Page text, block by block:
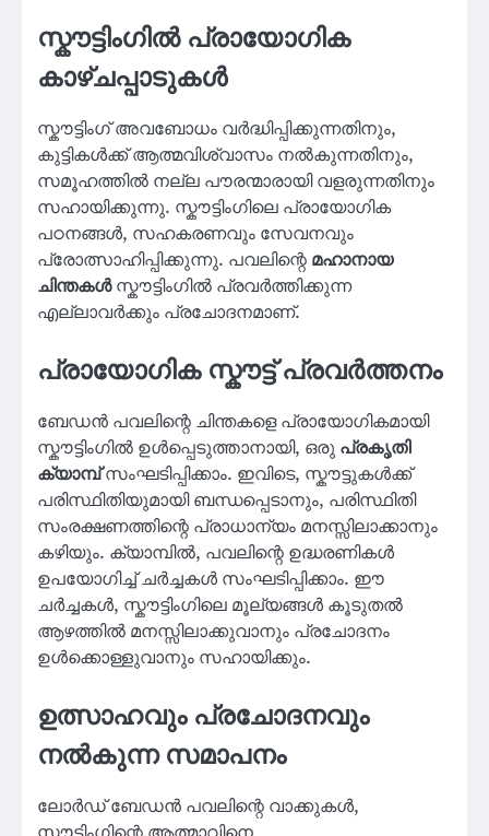
സ്കൗട്ടിംഗിൽ പ്രായോഗിക
കാഴ്ചപ്പാടുകൾ
സ്കൗട്ടിംഗ് അവബോധം വർദ്ധിപ്പിക്കുന്നതിനും,
കുട്ടികൾക്ക് ആത്മവിശ്വാസം നൽകുന്നതിനും,
സമൂഹത്തിൽ നല്ല പൗരന്മാരായി വളരുന്നതിനും
സഹായിക്കുന്നു. സ്കൗട്ടിംഗിലെ പ്രായോഗിക
പഠനങ്ങൾ, സഹകരണവും സേവനവും
പ്രോത്സാഹിപ്പിക്കുന്നു. പവലിന്റെ മഹാനായ
ചിന്തകൾസ്കൗട്ടിംഗിൽ പ്രവർത്തിക്കുന്ന
എല്ലാവർക്കും പ്രചോദനമാണ്.
പ്രായോഗിക സ്കൗട്ട് പ്രവർത്തനം
ബേഡൻ പവലിന്റെ ചിന്തകളെ പ്രായോഗികമായി
സ്കൗട്ടിംഗിൽ ഉൾപ്പെടുത്താനായി, ഒരു പ്രകൃതി
ക്യാമ്പ്സംഘടിപ്പിക്കാം. ഇവിടെ, സ്കൗട്ടുകൾക്ക്
പരിസ്ഥിതിയുമായി ബന്ധപ്പെടാനും, പരിസ്ഥിതി
സംരക്ഷണത്തിന്റെ പ്രാധാന്യം മനസ്സിലാക്കാനും
കഴിയും. ക്യാമ്പിൽ, പവലിന്റെ ഉദ്ധരണികൾ
ഉപയോഗിച്ച് ചർച്ചകൾ സംഘടിപ്പിക്കാം. ഈ
ചർച്ചകൾ, സ്കൗട്ടിംഗിലെ മൂല്യങ്ങൾ കൂടുതൽ
ആഴത്തിൽ മനസ്സിലാക്കുവാനും പ്രചോദനം
ഉൾക്കൊള്ളുവാനും സഹായിക്കും.
ഉത്സാഹവും പ്രചോദനവും
നൽകുന്ന സമാപനം
ലോർഡ് ബേഡൻ പവലിന്റെ വാക്കുകൾ,